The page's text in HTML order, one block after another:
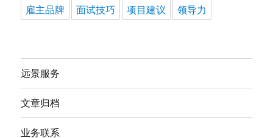
雇主品牌
面试技巧 项目建议 领导力
远景服务
文章归档
业务联系